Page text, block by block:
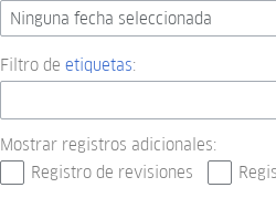
Ninguna fecha seleccionada
Filtro deetiquetas:
Mostrar registros adicionales:
Registro de revisiones